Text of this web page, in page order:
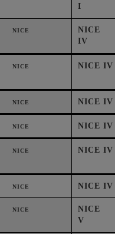
I
NICE
NICE
IV
NICE NICE IV
NICE NICE IV
NICE NICE IV
NICE NICE IV
NICE NICE IV
NICE
NICE
V